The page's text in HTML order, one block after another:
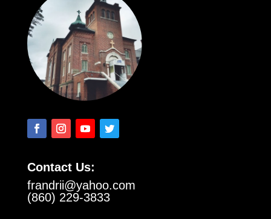
Contact Us:
frandrii@yahoo.com
(860) 229-3833